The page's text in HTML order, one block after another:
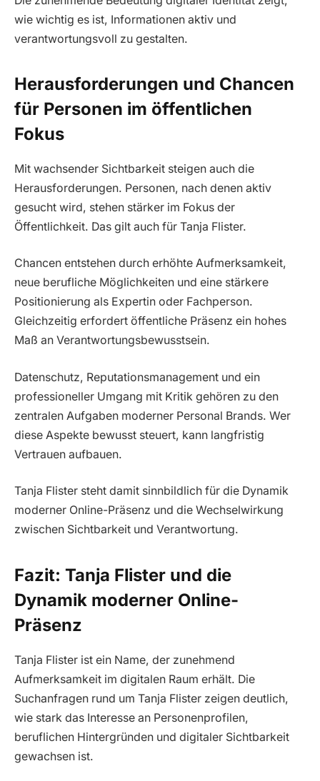
wie wichtig es ist, Informationen aktiv und
verantwortungsvoll zu gestalten.
Herausforderungen und Chancen
für Personen im öffentlichen
Fokus
Mit wachsender Sichtbarkeit steigen auch die
Herausforderungen. Personen, nach denen aktiv
gesucht wird, stehen stärker im Fokus der
Öffentlichkeit. Das gilt auch für Tanja Flister.
Chancen entstehen durch erhöhte Aufmerksamkeit,
neue berufliche Möglichkeiten und eine stärkere
Positionierung als Expertin oder Fachperson.
Gleichzeitig erfordert öffentliche Präsenz ein hohes
Maß an Verantwortungsbewusstsein.
Datenschutz, Reputationsmanagement und ein
professioneller Umgang mit Kritik gehören zu den
zentralen Aufgaben moderner Personal Brands. Wer
diese Aspekte bewusst steuert, kann langfristig
Vertrauen aufbauen.
Tanja Flister steht damit sinnbildlich für die Dynamik
moderner Online-Präsenz und die Wechselwirkung
zwischen Sichtbarkeit und Verantwortung.
Fazit: Tanja Flister und die
Dynamik moderner Online-
Präsenz
Tanja Flister ist ein Name, der zunehmend
Aufmerksamkeit im digitalen Raum erhält. Die
Suchanfragen rund um Tanja Flister zeigen deutlich,
wie stark das Interesse an Personenprofilen,
beruflichen Hintergründen und digitaler Sichtbarkeit
gewachsen ist.